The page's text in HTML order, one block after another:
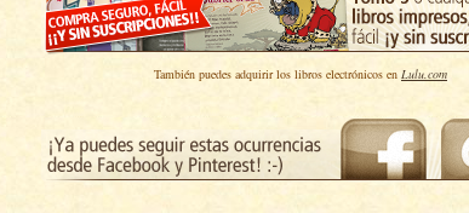
También puedes adquirir los libros electrónicos en Lulu.com